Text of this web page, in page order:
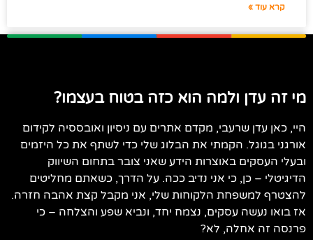
קרא עוד »
מי זה עדן ולמה הוא כזה בטוח בעצמו?
היי, כאן עדן שרעבי, מקדם אתרים עם ניסיון ואובססיה לקידום
אורגני בגוגל. הקמתי את הבלוג שלי כדי לשתף את כל היזמים
ובעלי העסקים באוצרות הידע שאני צובר בתחום השיווק
הדיגיטלי – כן, כי אני נדיב ככה. על הדרך, כשאתם מחליטים
להצטרף למשפחת הלקוחות שלי, אני מקבל קצת אהבה חזרה.
אז בואו נעשה עסקים, נצמח יחד, ונביא שפע והצלחה – כי
פרנסה זה אחלה, לא?